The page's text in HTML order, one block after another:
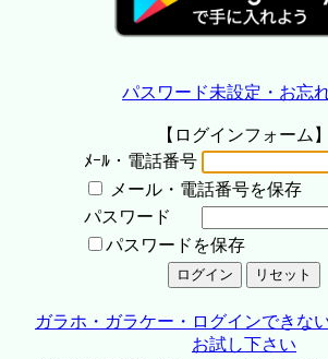
パスワード未設定・お忘
【ログインフォーム】
ﾒｰﾙ・電話番号
メール・電話番号を保存
パスワード
パスワードを保存
ガラホ・ガラケー・ログインできな
お試し下さい